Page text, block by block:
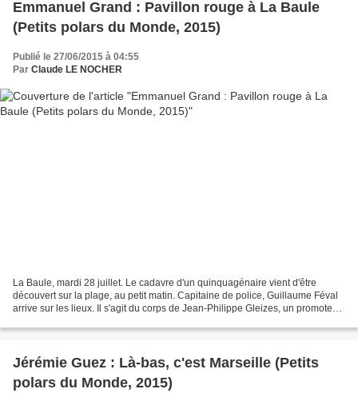
Emmanuel Grand : Pavillon rouge à La Baule
(Petits polars du Monde, 2015)
Publié le 27/06/2015 à 04:55
Par Claude LE NOCHER
La Baule, mardi 28 juillet. Le cadavre d'un quinquagénaire vient d'être
découvert sur la plage, au petit matin. Capitaine de police, Guillaume Féval
arrive sur les lieux. Il s'agit du corps de Jean-Philippe Gleizes, un promoteur
Jérémie Guez : Là-bas, c'est Marseille (Petits
polars du Monde, 2015)